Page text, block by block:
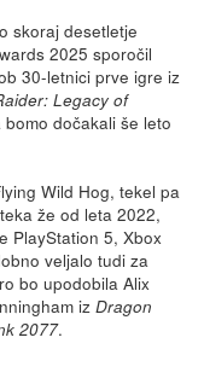
skoraj desetletje
2025 sporočil
30-letnici prve igre iz
Legacy of
dočakali še leto
Wild Hog, tekel pa
že od leta 2022,
PlayStation 5, Xbox
veljalo tudi za
bo upodobila Alix
iz Dragon
2077.